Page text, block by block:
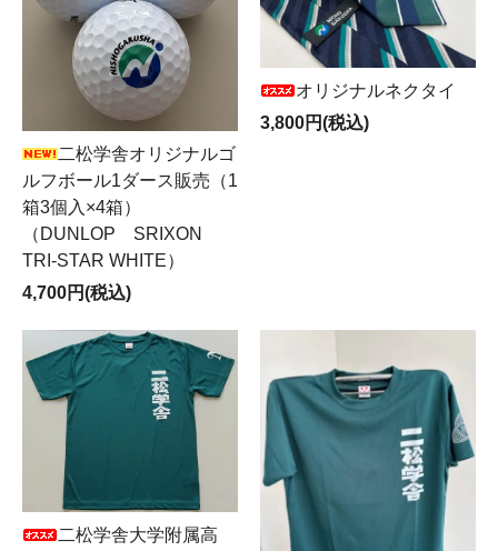
二松学舎オリジナルゴ
ルフボール1ダース販売（1
箱3個入×4箱）
（DUNLOP SRIXON
TRI-STAR WHITE）
4,700円(税込)
オリジナルネクタイ
3,800円(税込)
二松学舎大学附属高